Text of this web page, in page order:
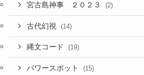
宮古島神事 ２０２３ (2)
古代幻視 (14)
縄文コード (19)
パワースポット (15)